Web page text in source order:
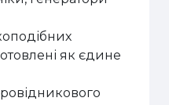
як єдине